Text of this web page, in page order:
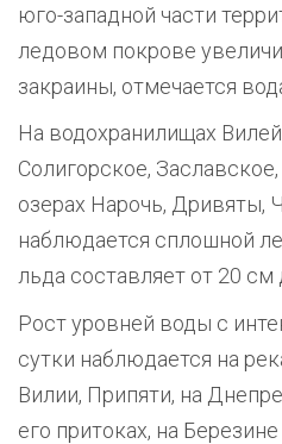
юго-западной части
ледовом покрове
закраины, отмечается
На водохранилищах
Солигорское,
озерах Нарочь, Дривяты,
наблюдается сплошной
льда составляет от 20 см
Рост уровней воды с
сутки наблюдается на
Вилии, Припяти, на
его притоках, на